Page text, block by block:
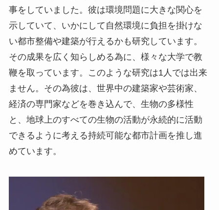
事をしていました。彼は環境問題に大きな関心を
示していて、いかにして自然環境に負担を掛けな
い都市整備や建築が行えるかも研究しています。
その成果を広く知らしめる為に、様々な大学で教
鞭を取っています。このような研究は1人では出来
ません。その為彼は、世界中の建築家や芸術家、
経済の専門家などを巻き込んで、生物の多様性
と、地球上のすべての生物の活動が永続的に活動
できるように考える持続可能な都市計画を推し進
めています。